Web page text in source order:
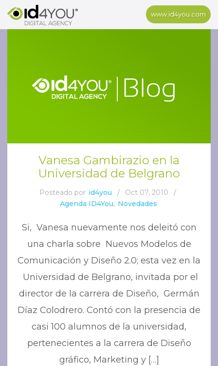
www.id4you.com
Vanesa Gambirazio en la
Universidad de Belgrano
Posteado por id4you / Oct 07, 2010
/
Agenda ID4You, Novedades
Si, Vanesa nuevamente nos deleitó con
una charla sobre Nuevos Modelos de
Comunicación y Diseño 2.0; esta vez en la
Universidad de Belgrano, invitada por el
director de la carrera de Diseño, Germán
Díaz Colodrero. Contó con la presencia de
casi 100 alumnos de la universidad,
pertenecientes a la carrera de Diseño
gráfico, Marketing y […]